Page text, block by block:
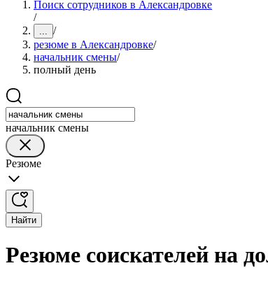
Поиск сотрудников в Александровке
/
... /
резюме в Александровке/
начальник смены/
полный день
начальник смены
Резюме
Найти
Резюме соискателей на